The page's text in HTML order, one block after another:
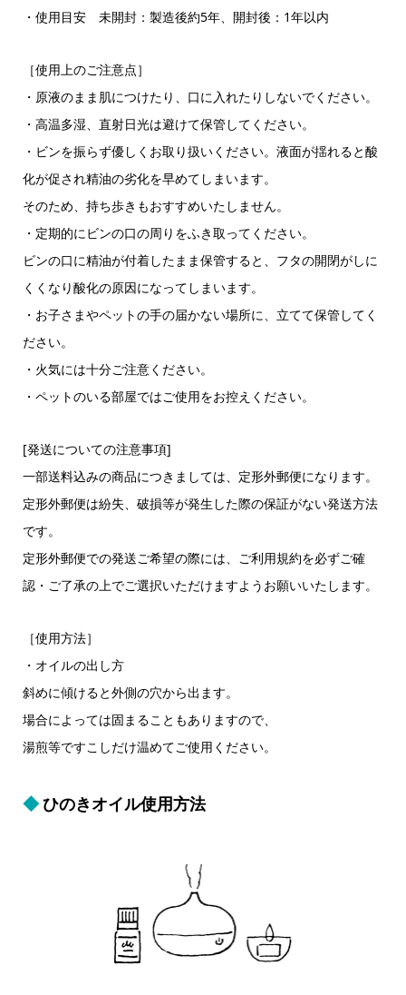
・使用目安 未開封：製造後約5年、開封後：1年以内
［使用上のご注意点］
・原液のまま肌につけたり、口に入れたりしないでください。
・高温多湿、直射日光は避けて保管してください。
・ビンを振らず優しくお取り扱いください。液面が揺れると酸
化が促され精油の劣化を早めてしまいます。
そのため、持ち歩きもおすすめいたしません。
・定期的にビンの口の周りをふき取ってください。
ビンの口に精油が付着したまま保管すると、フタの開閉がしに
くくなり酸化の原因になってしまいます。
・お子さまやペットの手の届かない場所に、立てて保管してく
ださい。
・火気には十分ご注意ください。
・ペットのいる部屋ではご使用をお控えください。
[発送についての注意事項]
一部送料込みの商品につきましては、定形外郵便になります。
定形外郵便は紛失、破損等が発生した際の保証がない発送方法
です。
定形外郵便での発送ご希望の際には、 ご利用規約を必ずご確
認・ご了承の上でご選択いただけますようお願いいたします。
［使用方法］
・オイルの出し方
斜めに傾けると外側の穴から出ます。
場合によっては固まることもありますので、
湯煎等ですこしだけ温めてご使用ください。
◆ひのきオイル使用方法